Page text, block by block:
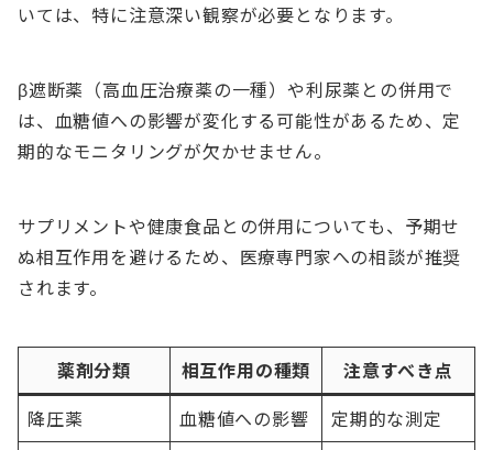
いては、特に注意深い観察が必要となります。
β遮断薬（高血圧治療薬の一種）や利尿薬との併用で
は、血糖値への影響が変化する可能性があるため、定
期的なモニタリングが欠かせません。
サプリメントや健康食品との併用についても、予期せ
ぬ相互作用を避けるため、医療専門家への相談が推奨
されます。
薬剤分類 相互作用の種類
注意すべき点
降圧薬
血糖値への影響 定期的な測定